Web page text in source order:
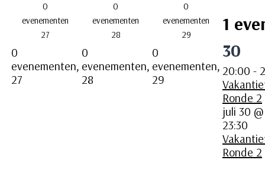
0
evenementen
27
0
evenementen,
27
0
evenementen
28
0
evenementen,
28
0
evenementen
29
0
evenementen,
29
1
30
20:00 -
Ronde 2
juli 30
23:30
Ronde 2